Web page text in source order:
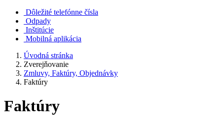
Dôležité telefónne čísla
Odpady
Inštitúcie
Mobilná aplikácia
Úvodná stránka
Zverejňovanie
Zmluvy, Faktúry, Objednávky
Faktúry
Faktúry